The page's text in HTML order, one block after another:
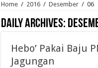
Home / 2016 / Desember / 06
Daily Archives:
Hebo’ Pakai Baju
Jagungan